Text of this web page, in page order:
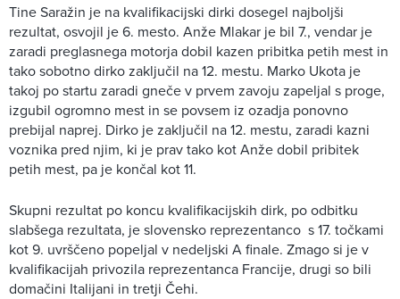
Tine Saražin je na kvalifikacijski dirki dosegel najboljši
rezultat, osvojil je 6. mesto. Anže Mlakar je bil 7., vendar je
zaradi preglasnega motorja dobil kazen pribitka petih mest in
tako sobotno dirko zaključil na 12. mestu. Marko Ukota je
takoj po startu zaradi gneče v prvem zavoju zapeljal s proge,
izgubil ogromno mest in se povsem iz ozadja ponovno
prebijal naprej. Dirko je zaključil na 12. mestu, zaradi kazni
voznika pred njim, ki je prav tako kot Anže dobil pribitek
petih mest, pa je končal kot 11.
Skupni rezultat po koncu kvalifikacijskih dirk, po odbitku
slabšega rezultata, je slovensko reprezentanco s 17. točkami
kot 9. uvrščeno popeljal v nedeljski A finale. Zmago si je v
kvalifikacijah privozila reprezentanca Francije, drugi so bili
domačini Italijani in tretji Čehi.